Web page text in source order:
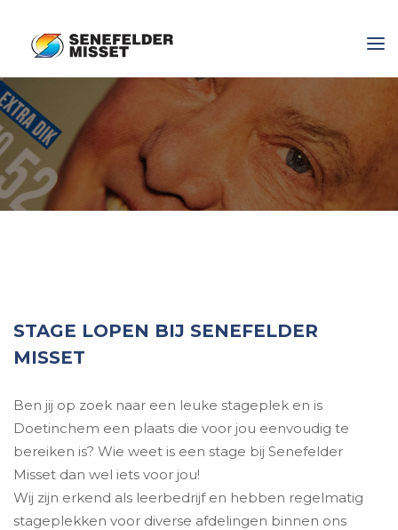
STAGE LOPEN BIJ SENEFELDER
MISSET
Ben jij op zoek naar een leuke stageplek en is
Doetinchem een plaats die voor jou eenvoudig te
bereiken is? Wie weet is een stage bij Senefelder
Misset dan wel iets voor jou!
Wij zijn erkend als leerbedrijf en hebben regelmatig
stageplekken voor diverse afdelingen binnen ons